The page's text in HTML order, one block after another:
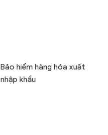
Bảo hiểm hàng hóa xuất
nhập khẩu